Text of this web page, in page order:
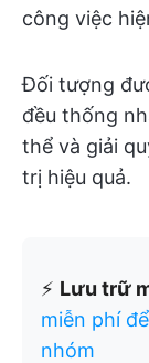
công việc
Đối tượng
đều thống
thể và giải
trị hiệu quả.
⚡️ Lưu trữ
miễn phí
nhóm